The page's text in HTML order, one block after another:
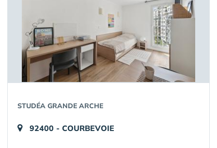
STUDÉA GRANDE ARCHE
92400 - COURBEVOIE